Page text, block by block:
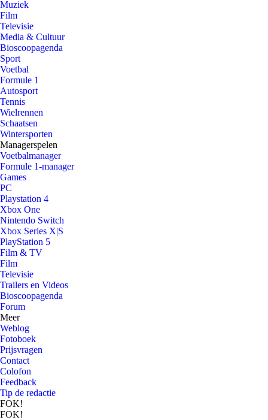
Muziek
Film
Televisie
Media & Cultuur
Bioscoopagenda
Sport
Voetbal
Formule 1
Autosport
Tennis
Wielrennen
Schaatsen
Wintersporten
Managerspelen
Voetbalmanager
Formule 1-manager
Games
PC
Playstation 4
Xbox One
Nintendo Switch
Xbox Series X|S
PlayStation 5
Film & TV
Film
Televisie
Trailers en Videos
Bioscoopagenda
Forum
Meer
Weblog
Fotoboek
Prijsvragen
Contact
Colofon
Feedback
Tip de redactie
FOK!
FOK!